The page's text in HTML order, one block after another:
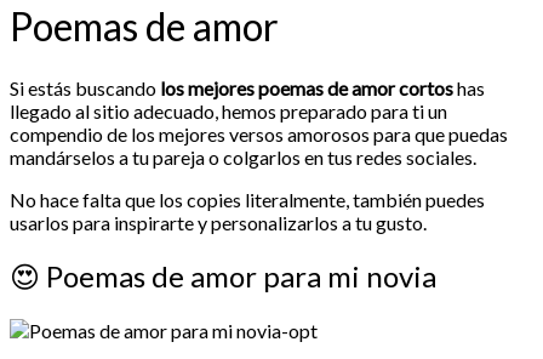
Poemas de amor
Si estás buscando los mejores poemas de amor cortoshas
llegado al sitio adecuado, hemos preparado para ti un
compendio de los mejores versos amorosos para que puedas
mandárselos a tu pareja o colgarlos en tus redes sociales.
No hace falta que los copies literalmente, también puedes
usarlos para inspirarte y personalizarlos a tu gusto.
😍 Poemas de amor para mi novia